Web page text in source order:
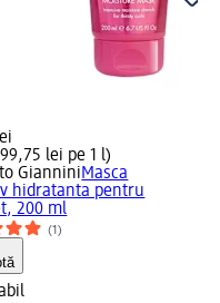
lei pe 1 l)
GianniniMasca
hidratanta pentru
200 ml
(1)